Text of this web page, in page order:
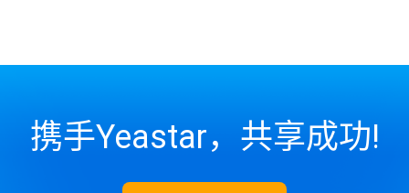
携手Yeastar，共享成功!